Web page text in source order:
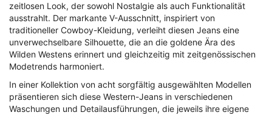
zeitlosen Look, der sowohl Nostalgie als auch Funktionalität
ausstrahlt. Der markante V-Ausschnitt, inspiriert von
traditioneller Cowboy-Kleidung, verleiht diesen Jeans eine
unverwechselbare Silhouette, die an die goldene Ära des
Wilden Westens erinnert und gleichzeitig mit zeitgenössischen
Modetrends harmoniert.
In einer Kollektion von acht sorgfältig ausgewählten Modellen
präsentieren sich diese Western-Jeans in verschiedenen
Waschungen und Detailausführungen, die jeweils ihre eigene